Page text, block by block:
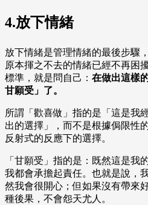
4.放下情緒
放下情緒是管理情緒的最後步驟
原本揮之不去的情緒已經不再困
標準，就是問自己： 在做出這樣
甘願受」了。
所謂「歡喜做」指的是「這是我
出的選擇」，而不是根據侷限性
反射式的反應下的選擇。
「甘願受」指的是：既然這是我
我都會承擔起責任。也就是說，
然我會很開心；但如果沒有帶來
種後果，不會怨天尤人。